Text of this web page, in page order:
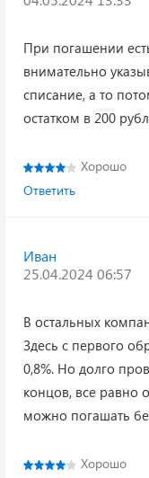
При погашении
внимательно
списание, а то
остатком в 200
Хорошо
Ответить
Иван
25.04.2024 06:57
В остальных
Здесь с первого
0,8%. Но долго
концов, все равно
можно погашать
Хорошо